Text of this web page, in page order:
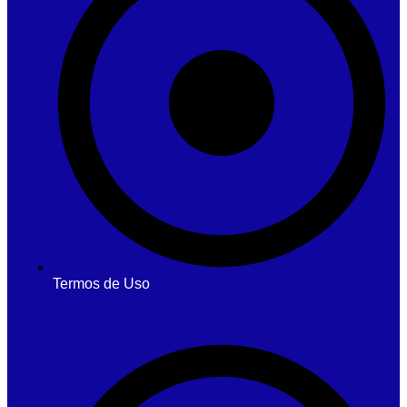
Termos de Uso